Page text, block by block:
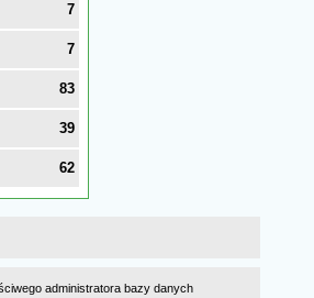
7
7
83
39
62
administratora bazy danych